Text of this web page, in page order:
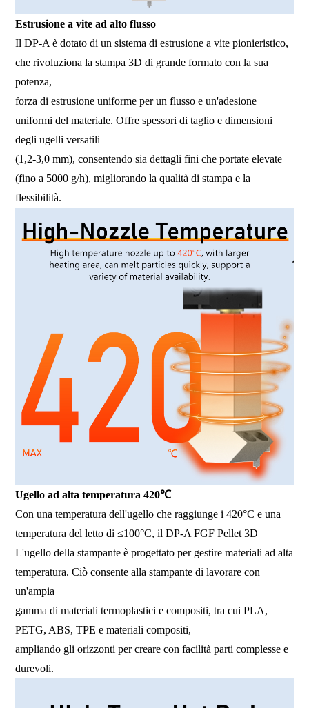
Estrusione a vite ad alto flusso
Il DP-A è dotato di un sistema di estrusione a vite pionieristico,
che rivoluziona la stampa 3D di grande formato con la sua
potenza,
forza di estrusione uniforme per un flusso e un'adesione
uniformi del materiale. Offre spessori di taglio e dimensioni
degli ugelli versatili
(1,2-3,0 mm), consentendo sia dettagli fini che portate elevate
(fino a 5000 g/h), migliorando la qualità di stampa e la
flessibilità.
Ugello ad alta temperatura 420℃
Con una temperatura dell'ugello che raggiunge i 420°C e una
temperatura del letto di ≤100°C, il DP-A FGF Pellet 3D
L'ugello della stampante è progettato per gestire materiali ad alta
temperatura. Ciò consente alla stampante di lavorare con
un'ampia
gamma di materiali termoplastici e compositi, tra cui PLA,
PETG, ABS, TPE e materiali compositi,
ampliando gli orizzonti per creare con facilità parti complesse e
durevoli.